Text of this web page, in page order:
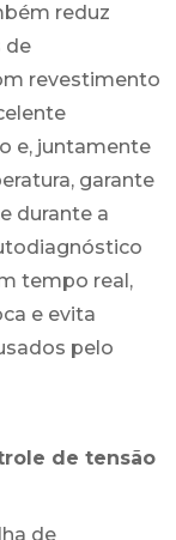
reduz
de
revestimento
e, juntamente
garante
durante a
tempo real,
e evita
​​pelo
de tensão
de